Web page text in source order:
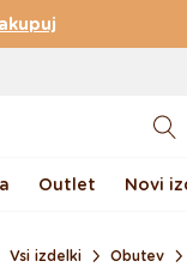
Outlet Novi
Vsi izdelki Obutev